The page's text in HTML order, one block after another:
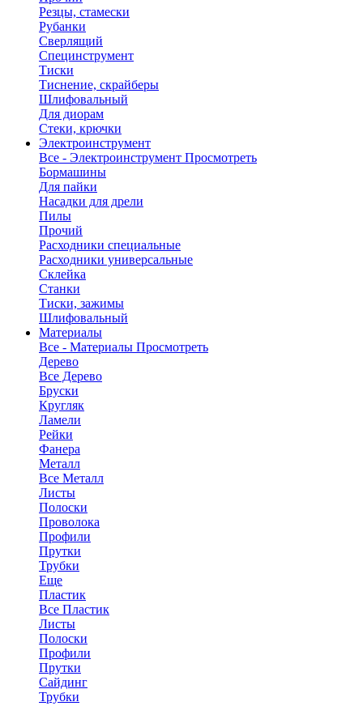
Резцы, стамески
Рубанки
Сверлящий
Специнструмент
Тиски
Тиснение, скрайберы
Шлифовальный
Для диорам
Стеки, крючки
Электроинструмент
Все - Электроинструмент Просмотреть
Бормашины
Для пайки
Насадки для дрели
Пилы
Прочий
Расходники специальные
Расходники универсальные
Склейка
Станки
Тиски, зажимы
Шлифовальный
Материалы
Все - Материалы Просмотреть
Дерево
Все Дерево
Бруски
Кругляк
Ламели
Рейки
Фанера
Металл
Все Металл
Листы
Полоски
Проволока
Профили
Прутки
Трубки
Еще
Пластик
Все Пластик
Листы
Полоски
Профили
Прутки
Сайдинг
Трубки